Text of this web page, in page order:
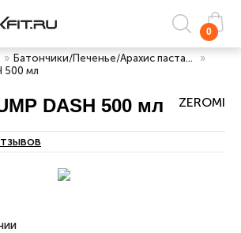
0
» Батончики/Печенье/Арахис паста...
»
500 мл
DASH 500 мл ZEROMI